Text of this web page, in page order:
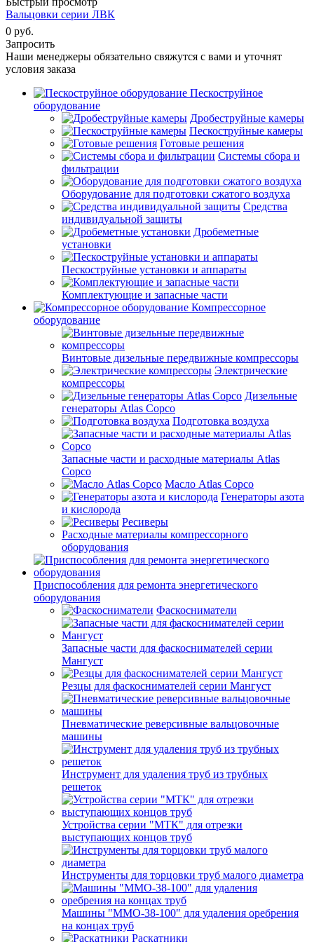
Вальцовки серии ЛВК
0 руб.
Запросить
Наши менеджеры обязательно свяжутся с вами и уточнят
условия заказа
Пескоструйное
оборудование
Дробеструйные камеры
Пескоструйные камеры
Готовые решения
Системы сбора и
фильтрации
Оборудование для подготовки сжатого воздуха
Средства
индивидуальной защиты
Дробеметные
установки
Пескоструйные установки и аппараты
Комплектующие и запасные части
Компрессорное
оборудование
Винтовые дизельные передвижные компрессоры
Электрические
компрессоры
Дизельные
генераторы Atlas Copco
Подготовка воздуха
Запасные части и расходные материалы Atlas
Copco
Масло Atlas Copco
Генераторы азота
и кислорода
Ресиверы
Расходные материалы компрессорного
оборудования
Приспособления для ремонта энергетического
оборудования
Фаскосниматели
Запасные части для фаскоснимателей серии
Мангуст
Резцы для фаскоснимателей серии Мангуст
Пневматические реверсивные вальцовочные
машины
Инструмент для удаления труб из трубных
решеток
Устройства серии "МТК" для отрезки
выступающих концов труб
Инструменты для торцовки труб малого диаметра
Машины "ММО-38-100" для удаления оребрения
на концах труб
Раскатники